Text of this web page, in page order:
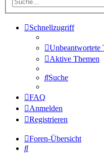
Schnellzugriff
Unbeantwortete
Aktive Themen
Suche
FAQ
Anmelden
Registrieren
Foren-Übersicht
Suche